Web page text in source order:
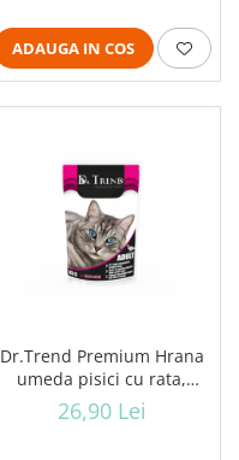
ADAUGA IN COS
Dr.Trend Premium Hrana
umeda pisici cu rata,
12x85g
26,90 Lei